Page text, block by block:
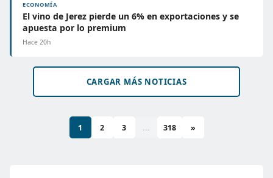
ECONOMÍA
El vino de Jerez pierde un 6% en exportaciones y se
apuesta por lo premium
Hace 20h
CARGAR MÁS NOTICIAS
1 2 3 ... 318 »